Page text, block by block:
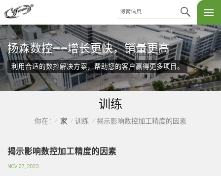
扬森数控——增长更快，销量更高
利用合适的数控解决方案，帮助您的客户赢得更多项目。
训练
你在 : / 家 / 训练 / 揭示影响数控加工精度的因素
揭示影响数控加工精度的因素
NOV 27, 2023